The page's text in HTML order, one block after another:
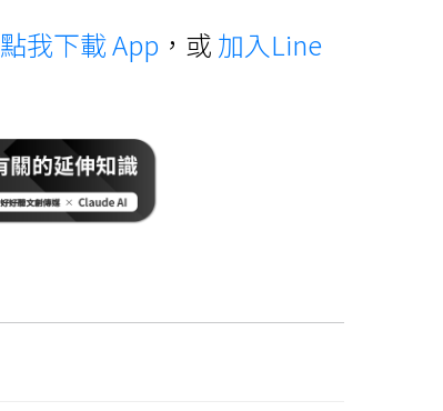
點我下載 App ，或 加入Line